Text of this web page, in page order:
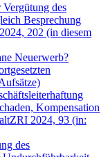
Vergütung des
Besprechung
202 (in diesem
Neuerwerb?
Kompensation
ZRI 2024, 93 (in:
des